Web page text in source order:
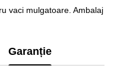
vaci mulgatoare. Ambalaj
Garanție